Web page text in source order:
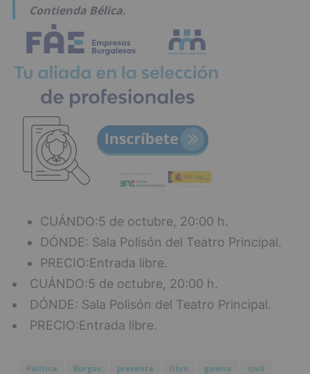
Contienda Bélica.
CUÁNDO:5 de octubre, 20:00 h.
DÓNDE: Sala Polisón del Teatro Principal.
PRECIO:Entrada libre.
CUÁNDO:5 de octubre, 20:00 h.
DÓNDE: Sala Polisón del Teatro Principal.
PRECIO:Entrada libre.
Política Burgos presenta libro guerra
civil